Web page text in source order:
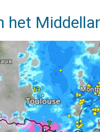
het